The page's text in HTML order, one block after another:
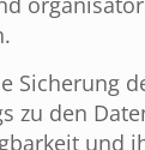
Sicherung
zu den
und